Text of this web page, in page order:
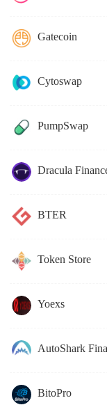
Gatecoin
Cytoswap
PumpSwap
Dracula
BTER
Token Store
Yoexs
AutoShark
BitoPro